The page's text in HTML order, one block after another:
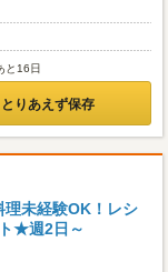
と16日
とりあえず保存
理未経験OK！レシ
★週2日～